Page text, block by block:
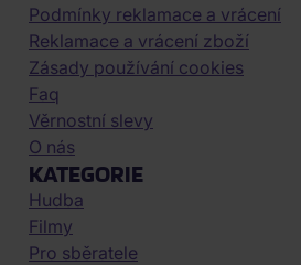
Podmínky reklamace a vrácení
Reklamace a vrácení zboží
Zásady používání cookies
Faq
Věrnostní slevy
O nás
KATEGORIE
Hudba
Filmy
Pro sběratele